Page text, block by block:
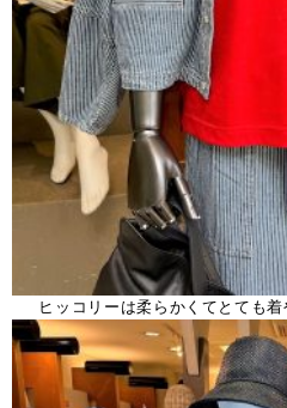
ヒッコリーは柔らかくてとても